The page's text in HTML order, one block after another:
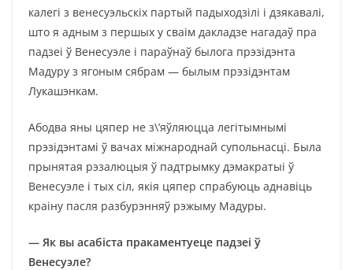
калегі з венесуэльскіх партый падыходзілі і дзякавалі,
што я адным з першых у сваім дакладзе нагадаў пра
падзеі ў Венесуэле і параўнаў былога прэзідэнта
Мадуру з ягоным сябрам — былым прэзідэнтам
Лукашэнкам.
Абодва яны цяпер не з\’яўляюцца легітымнымі
прэзідэнтамі ў вачах міжнароднай супольнасці. Была
прынятая рэзалюцыя ў падтрымку дэмакратыі ў
Венесуэле і тых сіл, якія цяпер спрабуюць аднавіць
краіну пасля разбурэнняў рэжыму Мадуры.
— Як вы асабіста пракаментуеце падзеі ў
Венесуэле?